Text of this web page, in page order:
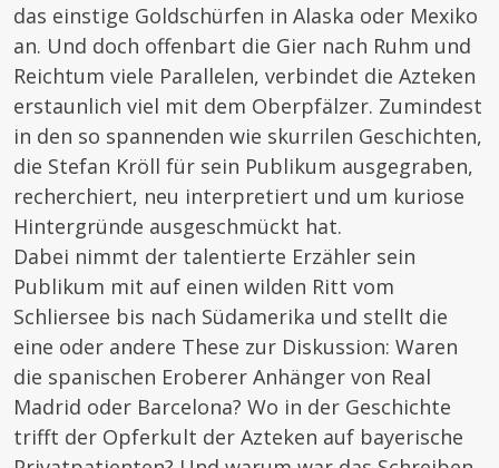
das einstige Goldschürfen in Alaska oder Mexiko
an. Und doch offenbart die Gier nach Ruhm und
Reichtum viele Parallelen, verbindet die Azteken
erstaunlich viel mit dem Oberpfälzer. Zumindest
in den so spannenden wie skurrilen Geschichten,
die Stefan Kröll für sein Publikum ausgegraben,
recherchiert, neu interpretiert und um kuriose
Hintergründe ausgeschmückt hat.
Dabei nimmt der talentierte Erzähler sein
Publikum mit auf einen wilden Ritt vom
Schliersee bis nach Südamerika und stellt die
eine oder andere These zur Diskussion: Waren
die spanischen Eroberer Anhänger von Real
Madrid oder Barcelona? Wo in der Geschichte
trifft der Opferkult der Azteken auf bayerische